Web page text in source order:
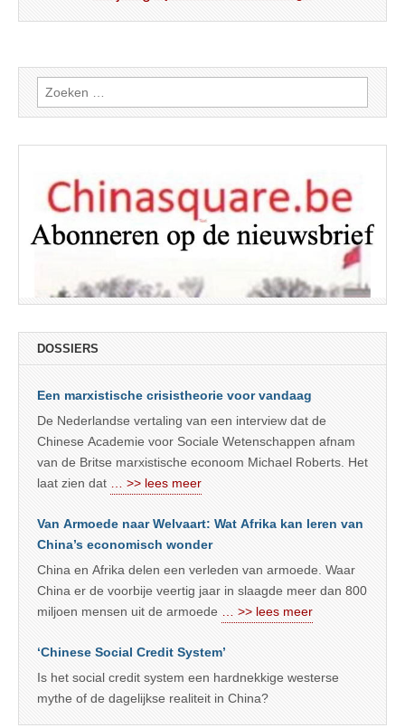
Zoeken
naar:
DOSSIERS
Een marxistische crisistheorie voor vandaag
De Nederlandse vertaling van een interview dat de
Chinese Academie voor Sociale Wetenschappen afnam
van de Britse marxistische econoom Michael Roberts. Het
laat zien dat
… >> lees meer
Van Armoede naar Welvaart: Wat Afrika kan leren van
China’s economisch wonder
China en Afrika delen een verleden van armoede. Waar
China er de voorbije veertig jaar in slaagde meer dan 800
miljoen mensen uit de armoede
… >> lees meer
‘Chinese Social Credit System’
Is het social credit system een hardnekkige westerse
mythe of de dagelijkse realiteit in China?